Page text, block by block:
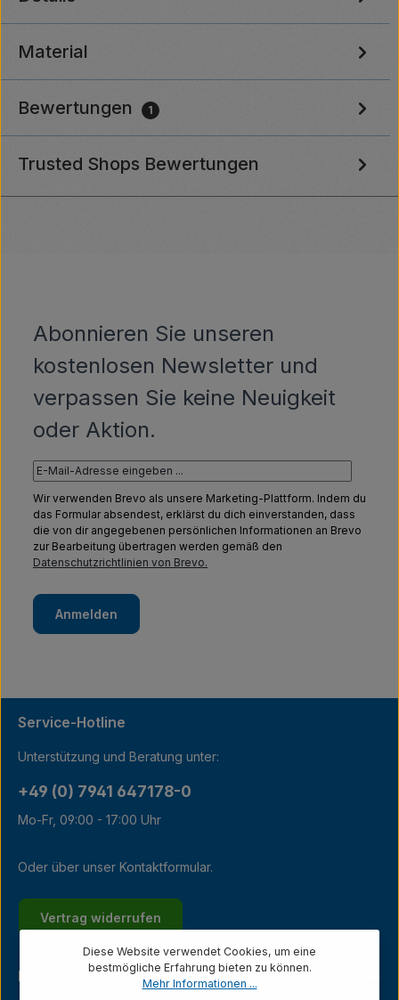
Material
Bewertungen 1
Trusted Shops Bewertungen
Abonnieren Sie unseren
kostenlosen Newsletter und
verpassen Sie keine Neuigkeit
oder Aktion.
Wir verwenden Brevo als unsere Marketing-Plattform. Indem du
das Formular absendest, erklärst du dich einverstanden, dass
die von dir angegebenen persönlichen Informationen an Brevo
zur Bearbeitung übertragen werden gemäß den
Datenschutzrichtlinien von Brevo.
Anmelden
Service-Hotline
Unterstützung und Beratung unter:
+49 (0) 7941 647178-0
Mo-Fr, 09:00 - 17:00 Uhr
Oder über unser Kontaktformular.
Vertrag widerrufen
Kundenservice
Diese Website verwendet Cookies, um eine
bestmögliche Erfahrung bieten zu können.
Mehr Informationen ...